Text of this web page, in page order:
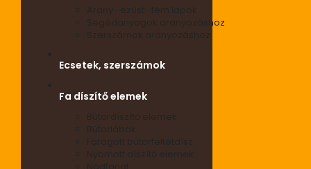
Arany- ezüst- fém lapok
Segédanyagok aranyozáshoz
Szerszámok aranyozáshoz
Ecsetek, szerszámok
Fa díszítő elemek
Bútordíszítő elemek
Bútorlábak
Faragott bútorfeltétdísz
Nyomott díszítő elemek